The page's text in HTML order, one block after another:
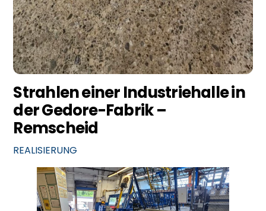
Strahlen einer Industriehalle in
der Gedore-Fabrik –
Remscheid
REALISIERUNG